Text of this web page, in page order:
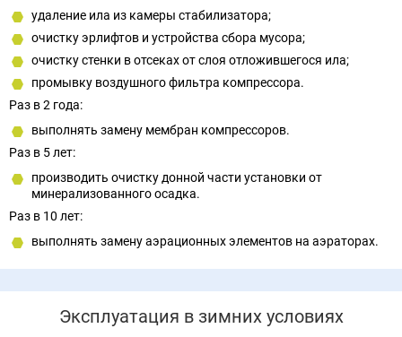
удаление ила из камеры стабилизатора;
очистку эрлифтов и устройства сбора мусора;
очистку стенки в отсеках от слоя отложившегося ила;
промывку воздушного фильтра компрессора.
Раз в 2 года:
выполнять замену мембран компрессоров.
Раз в 5 лет:
производить очистку донной части установки от
минерализованного осадка.
Раз в 10 лет:
выполнять замену аэрационных элементов на аэраторах.
Эксплуатация в зимних условиях